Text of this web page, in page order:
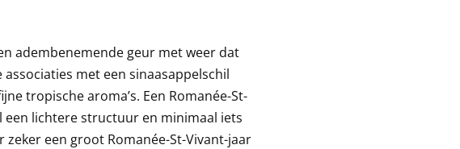
adembenemende geur met weer dat
met een sinaasappelschil
tropische aroma’s. Een Romanée-St-
een lichtere structuur en minimaal iets
een groot Romanée-St-Vivant-jaar